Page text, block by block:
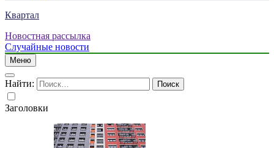
Квартал
Новостная рассылка
Случайные новости
Меню
Найти:
Заголовки